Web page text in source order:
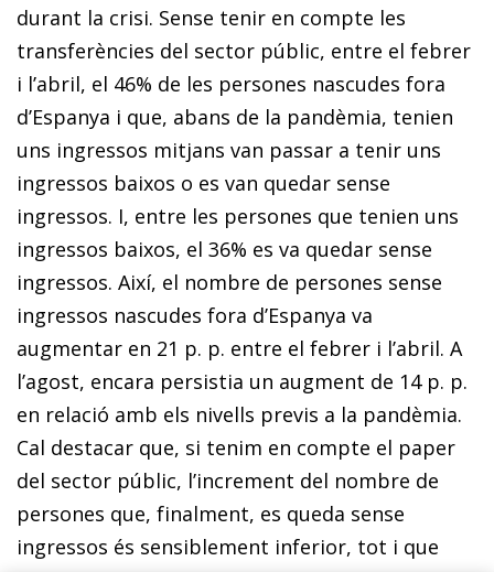
durant la crisi. Sense tenir en compte les
transferències del sector públic, entre el febrer
i l’abril, el 46% de les persones nascudes fora
d’Espanya i que, abans de la pandèmia, tenien
uns ingressos mitjans van passar a tenir uns
ingressos baixos o es van quedar sense
ingressos. I, entre les persones que tenien uns
ingressos baixos, el 36% es va quedar sense
ingressos. Així, el nombre de persones sense
ingressos nascudes fora d’Espanya va
augmentar en 21 p. p. entre el febrer i l’abril. A
l’agost, encara persistia un augment de 14 p. p.
en relació amb els nivells previs a la pandèmia.
Cal destacar que, si tenim en compte el paper
del sector públic, l’increment del nombre de
persones que, finalment, es queda sense
ingressos és sensiblement inferior, tot i que